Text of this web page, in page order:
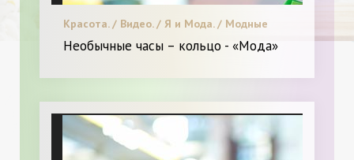
Красота. / Видео. / Я и Мода. / Модные
тенденции.
Необычные часы – кольцо - «Мода»